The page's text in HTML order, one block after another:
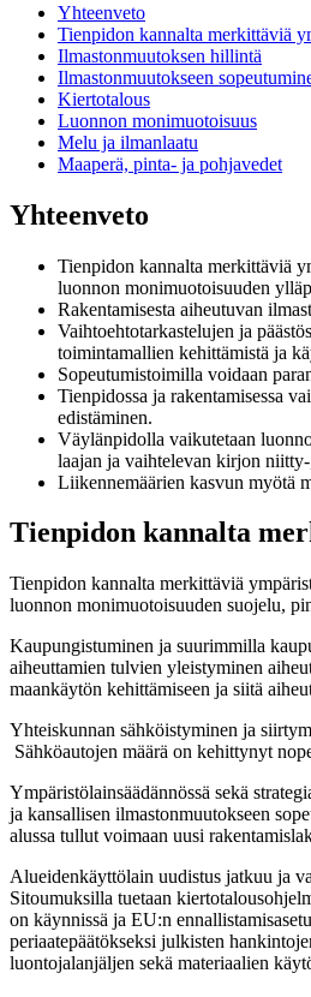
Yhteenveto
Tienpidon kannalta merkittäviä
Ilmastonmuutoksen hillintä
Ilmastonmuutokseen
Kiertotalous
Luonnon monimuotoisuus
Melu ja ilmanlaatu
Maaperä, pinta- ja pohjavedet
Yhteenveto
Tienpidon kannalta merkittäviä
luonnon monimuotoisuuden
Rakentamisesta aiheutuvan
Vaihtoehtotarkastelujen ja
toimintamallien kehittämistä ja
Sopeutumistoimilla voidaan
Tienpidossa ja rakentamisessa
edistäminen.
Väylänpidolla vaikutetaan
laajan ja vaihtelevan kirjon
Liikennemäärien kasvun myötä
Tienpidon kannalta
Tienpidon kannalta merkittäviä
luonnon monimuotoisuuden suojelu,
Kaupungistuminen ja suurimmilla
aiheuttamien tulvien yleistyminen
maankäytön kehittämiseen ja siitä
Yhteiskunnan sähköistyminen ja
Sähköautojen määrä on kehittynyt
Ympäristölainsäädännössä sekä
ja kansallisen ilmastonmuutokseen
alussa tullut voimaan uusi
Alueidenkäyttölain uudistus jatkuu ja
Sitoumuksilla tuetaan
on käynnissä ja EU:n
periaatepäätökseksi julkisten
luontojalanjäljen sekä materiaalien